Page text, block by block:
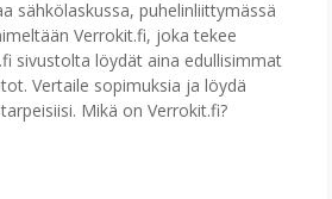
sähkölaskussa, puhelinliittymässä
Verrokit.fi, joka tekee
sivustolta löydät aina edullisimmat
Vertaile sopimuksia ja löydä
Mikä on Verrokit.fi?